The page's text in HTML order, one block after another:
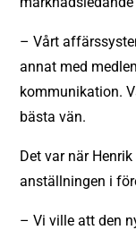
– Vårt
annat med
kommunikation.
bästa vän.
Det var när
anställningen i
– Vi ville att den